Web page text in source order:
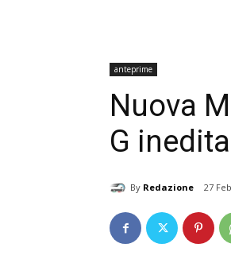
anteprime
Nuova
G inedita
By Redazione 27